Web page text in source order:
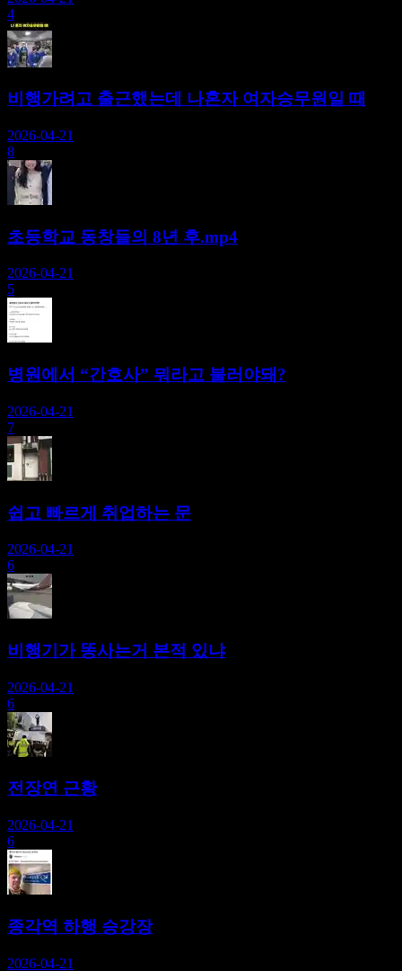
4
비행가려고 출근했는데 나혼자 여자승무원일 때
2026-04-21
8
초등학교 동창들의 8년 후.mp4
2026-04-21
5
병원에서 “간호사” 뭐라고 불러야돼?
2026-04-21
7
쉽고 빠르게 취업하는 문
2026-04-21
6
비행기가 똥사는거 본적 있냐
2026-04-21
6
전장연 근황
2026-04-21
6
종각역 하행 승강장
2026-04-21